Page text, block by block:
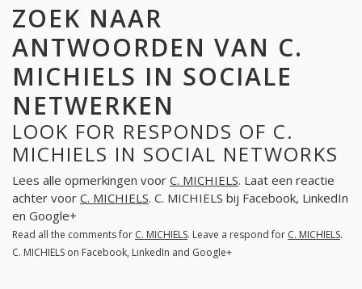
ZOEK NAAR
ANTWOORDEN VAN C.
MICHIELS IN SOCIALE
NETWERKEN
LOOK FOR RESPONDS OF C.
MICHIELS IN SOCIAL NETWORKS
Lees alle opmerkingen voor C. MICHIELS. Laat een reactie
achter voor C. MICHIELS. C. MICHIELS bij Facebook, LinkedIn
en Google+
Read all the comments for C. MICHIELS. Leave a respond for C. MICHIELS.
C. MICHIELS on Facebook, LinkedIn and Google+